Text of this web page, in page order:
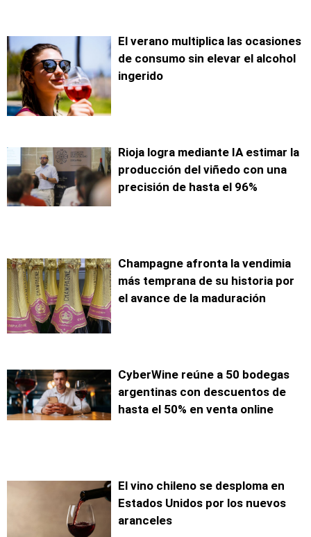
El verano multiplica las ocasiones
de consumo sin elevar el alcohol
ingerido
Rioja logra mediante IA estimar la
producción del viñedo con una
precisión de hasta el 96%
Champagne afronta la vendimia
más temprana de su historia por
el avance de la maduración
CyberWine reúne a 50 bodegas
argentinas con descuentos de
hasta el 50% en venta online
El vino chileno se desploma en
Estados Unidos por los nuevos
aranceles